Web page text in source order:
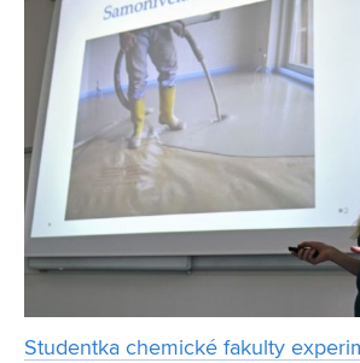
Studentka chemické fakulty